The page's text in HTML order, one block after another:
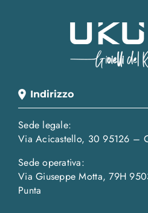
Indirizzo
Sede legale:
Via Acicastello, 30 95126 –
Sede operativa:
Via Giuseppe Motta, 79H
Punta